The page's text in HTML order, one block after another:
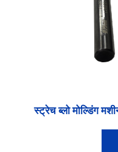
स्ट्रेच ब्लो मोल्डिंग